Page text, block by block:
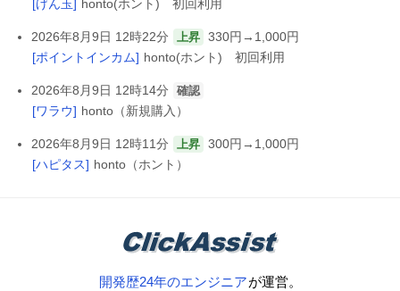
[げん玉] honto(ホント) 初回利用
2026年8月9日 12時22分 上昇 330円→1,000円
[ポイントインカム] honto(ホント) 初回利用
2026年8月9日 12時14分 確認
[ワラウ] honto（新規購入）
2026年8月9日 12時11分 上昇 300円→1,000円
[ハピタス] honto（ホント）
開発歴24年のエンジニアが運営。